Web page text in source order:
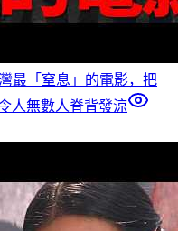
最「窒息」的電影，把
人無數人脊背發涼